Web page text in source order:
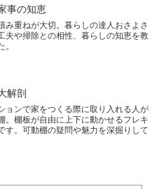
事の知恵
み重ねが大切。暮らしの達人おさよさ
夫や掃除との相性、暮らしの知恵を教
解剖
ョンで家をつくる際に取り入れる人が
。棚板が自由に上下に動かせるフレキ
す。可動棚の疑問や魅力を深掘りして